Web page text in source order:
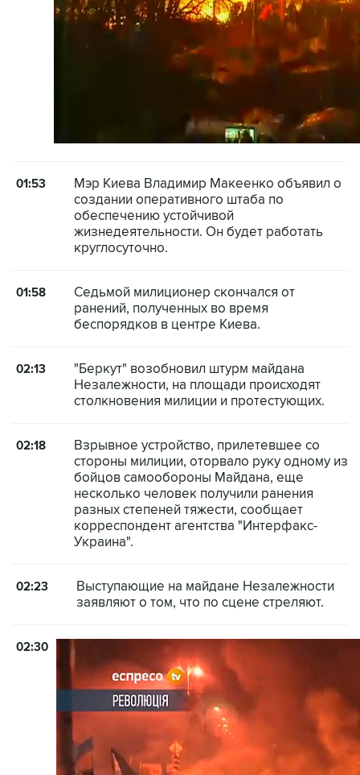
01:53
Мэр Киева Владимир Макеенко объявил о
создании оперативного штаба по
обеспечению устойчивой
жизнедеятельности. Он будет работать
круглосуточно.
01:58
Седьмой милиционер скончался от
ранений, полученных во время
беспорядков в центре Киева.
02:13
"Беркут" возобновил штурм майдана
Незалежности, на площади происходят
столкновения милиции и протестующих.
02:18
Взрывное устройство, прилетевшее со
стороны милиции, оторвало руку одному из
бойцов самообороны Майдана, еще
несколько человек получили ранения
разных степеней тяжести, сообщает
корреспондент агентства "Интерфакс-
Украина".
02:23
Выступающие на майдане Незалежности
заявляют о том, что по сцене стреляют.
02:30